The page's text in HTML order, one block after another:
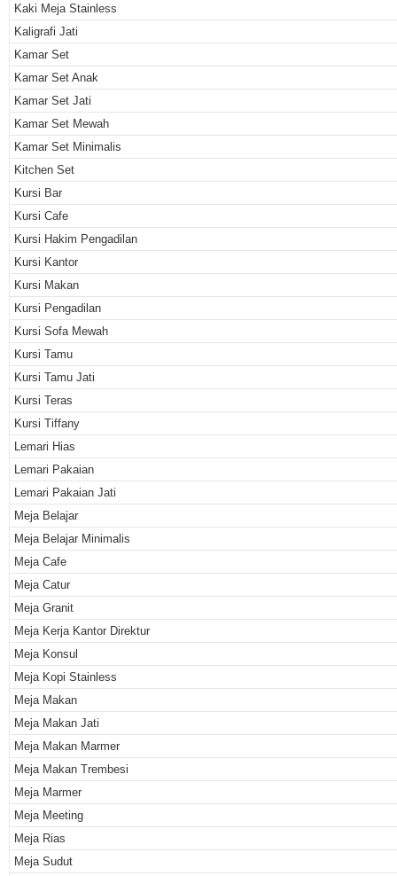
Kaki Meja Stainless
Kaligrafi Jati
Kamar Set
Kamar Set Anak
Kamar Set Jati
Kamar Set Mewah
Kamar Set Minimalis
Kitchen Set
Kursi Bar
Kursi Cafe
Kursi Hakim Pengadilan
Kursi Kantor
Kursi Makan
Kursi Pengadilan
Kursi Sofa Mewah
Kursi Tamu
Kursi Tamu Jati
Kursi Teras
Kursi Tiffany
Lemari Hias
Lemari Pakaian
Lemari Pakaian Jati
Meja Belajar
Meja Belajar Minimalis
Meja Cafe
Meja Catur
Meja Granit
Meja Kerja Kantor Direktur
Meja Konsul
Meja Kopi Stainless
Meja Makan
Meja Makan Jati
Meja Makan Marmer
Meja Makan Trembesi
Meja Marmer
Meja Meeting
Meja Rias
Meja Sudut